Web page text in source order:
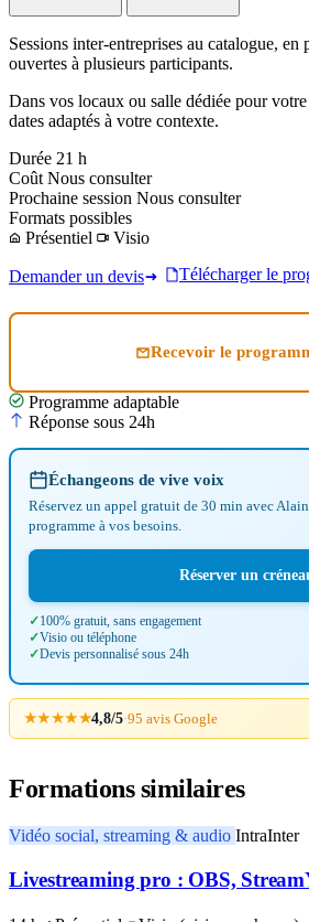
Sessions inter-entreprises au catalogue, en
ouvertes à plusieurs participants.
Dans vos locaux ou salle dédiée pour
dates adaptés à votre contexte.
Durée 21 h
Coût Nous consulter
Prochaine session Nous consulter
Formats possibles
Présentiel
Visio
Demander un devis Télécharger le
Recevoir le
Programme adaptable
Réponse sous 24h
Échangeons de vive voix
Réservez un appel gratuit de 30 min avec
programme à vos besoins.
Réserver un
100% gratuit, sans engagement
Visio ou téléphone
Devis personnalisé sous 24h
★★★★★4,8/5·95 avis Google
Formations similaires
Vidéo social, streaming & audio IntraInter
Livestreaming pro : OBS,